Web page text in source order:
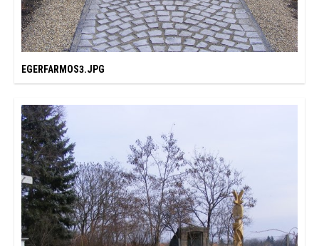
EGERFARMOS3.JPG